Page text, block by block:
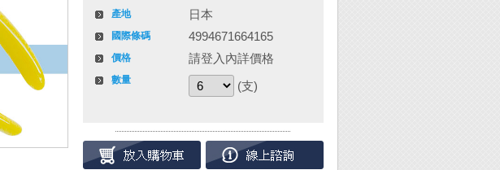
產地 日本
國際條碼 4994671664165
價格 請登入內詳價格
數量 (支)